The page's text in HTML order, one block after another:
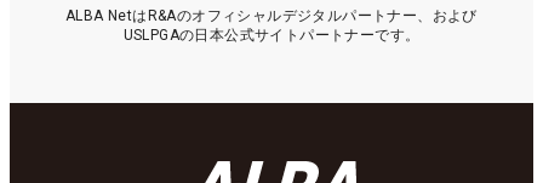
ALBA NetはR&Aのオフィシャルデジタルパートナー、および
USLPGAの日本公式サイトパートナーです。